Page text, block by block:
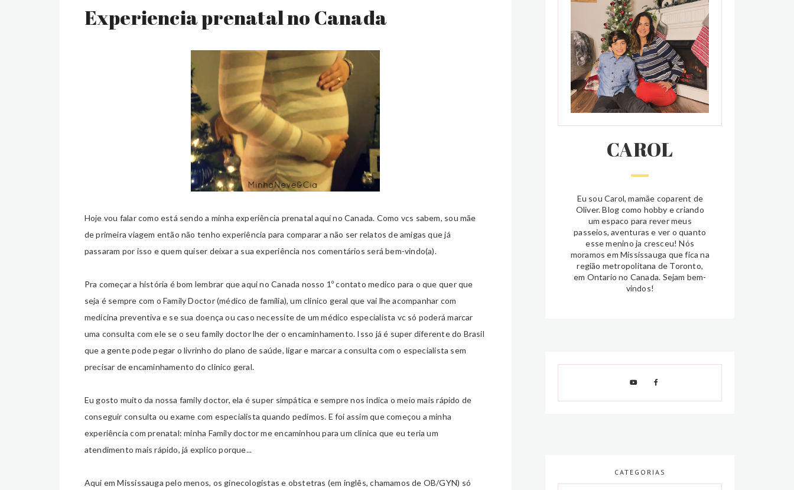
Experiencia prenatal no Canada
Hoje vou falar como está sendo a minha experiência prenatal aqui no Canada. Como vcs sabem, sou mãe
de primeira viagem então não tenho experiência para comparar a não ser relatos de amigas que já
passaram por isso e quem quiser deixar a sua experiência nos comentários será bem-vindo(a).
Pra começar a história é bom lembrar que aqui no Canada nosso 1º contato medico para o que quer que
seja é sempre com o Family Doctor (médico de família), um clinico geral que vai lhe acompanhar com
medicina preventiva e se sua doença ou caso necessite de um médico especialista vc só poderá marcar
uma consulta com ele se o seu family doctor lhe der o encaminhamento. Isso já é super diferente do Brasil
que a gente pode pegar o livrinho do plano de saúde, ligar e marcar a consulta com o especialista sem
precisar de encaminhamento do clinico geral.
Eu gosto muito da nossa family doctor, ela é super simpática e sempre nos indica o meio mais rápido de
conseguir consulta ou exame com especialista quando pedimos. E foi assim que começou a minha
experiência com prenatal: minha Family doctor me encaminhou para um clinica que eu teria um
atendimento mais rápido, já explico porque...
Aqui em Mississauga pelo menos, os ginecologistas e obstetras (em inglês, chamamos de OB/GYN) só
CAROL
Eu sou Carol, mamãe coparent de
Oliver. Blog como hobby e criando
um espaco para rever meus
passeios, aventuras e ver o quanto
esse menino ja cresceu! Nós
moramos em Mississauga que fica na
região metropolitana de Toronto,
em Ontario no Canada. Sejam bem-
vindos!
CATEGORIAS